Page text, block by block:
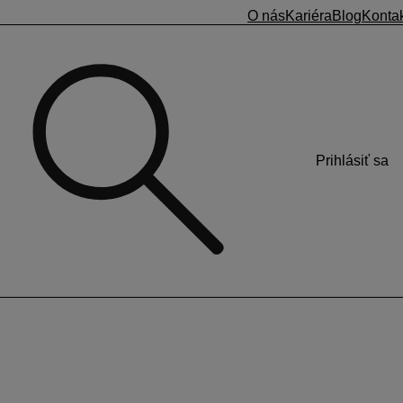
O násKariéra Blog
Prihlásiť sa